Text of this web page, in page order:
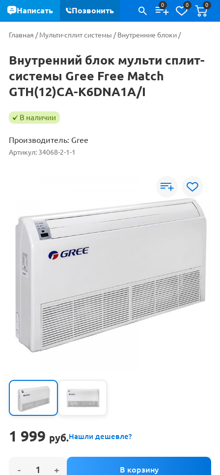
0 0 0
Главная /Мульти-сплит системы /Внутренние блоки /
Внутренний блок мульти сплит-
системы Gree Free Match
GTH(12)CA-K6DNA1A/I
В наличии
Производитель: Gree
Артикул: 34068-2-1-1
1 999 руб.Нашли дешевле?
Написать Позвонить